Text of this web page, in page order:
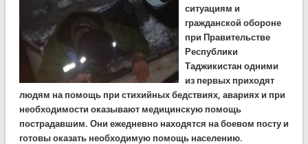
ситуациям и
гражданской обороне
при Правительстве
Республики
Таджикистан одними
из первых приходят
людям на помощь при стихийных бедствиях, авариях и при
необходимости оказывают медицинскую помощь
пострадавшим. Они ежедневно находятся на боевом посту и
готовы оказать необходимую помощь населению.